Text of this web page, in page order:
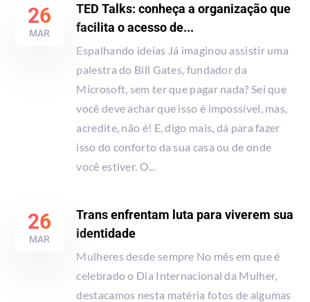
TED Talks: conheça a organização que
facilita o acesso de...
26
MAR
Espalhando ideias Já imaginou assistir uma
palestra do Bill Gates, fundador da
Microsoft, sem ter que pagar nada? Sei que
você deve achar que isso é impossível, mas,
acredite, não é! E, digo mais, dá para fazer
isso do conforto da sua casa ou de onde
você estiver. O...
Trans enfrentam luta para viverem sua
identidade
26
MAR
Mulheres desde sempre No mês em que é
celebrado o Dia Internacional da Mulher,
destacamos nesta matéria fotos de algumas